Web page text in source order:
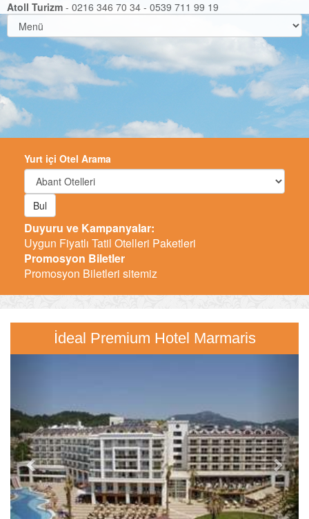
Atoll Turizm - 0216 346 70 34 - 0539 711 99 19
Yurt içi Otel Arama
Bul
Duyuru ve Kampanyalar:
-
Promosyon Biletler
Promosyon Biletleri sitemiz
İdeal Premium Hotel Marmaris